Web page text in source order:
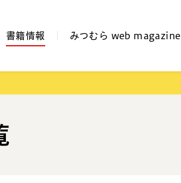
書籍情報 みつむら web magazine